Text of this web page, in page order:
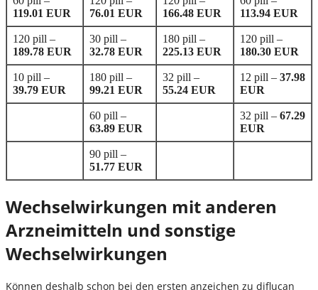
119.01 EUR
76.01 EUR
166.48 EUR
113.94 EUR
120 pill –
189.78 EUR
30 pill –
32.78 EUR
180 pill –
225.13 EUR
120 pill –
180.30 EUR
10 pill –
39.79 EUR
180 pill –
99.21 EUR
32 pill –
55.24 EUR
12 pill – 37.98
EUR
60 pill –
63.89 EUR
32 pill – 67.29
EUR
90 pill –
51.77 EUR
Wechselwirkungen mit anderen
Arzneimitteln und sonstige
Wechselwirkungen
Können deshalb schon bei den ersten anzeichen zu diflucan